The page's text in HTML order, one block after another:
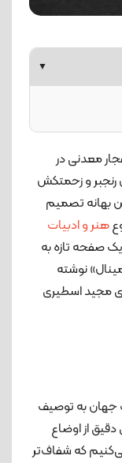
▼
معدنی در
و زحمتکش
بهانه تصمیم
هنر و ادبیات
یک صفحه تازه به
نوشته
مجید اسطیری
جهان به توصیف
دقیق از اوضاع
که شفاف‌تر